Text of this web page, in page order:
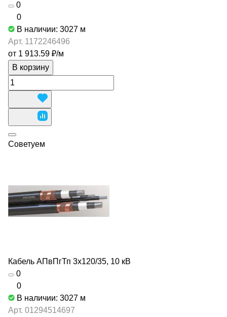
0
0
В наличии: 3027 м
Арт. 1172246496
от 1 913.59 ₽/м
В корзину
Советуем
Кабель АПвПгТп 3х120/35, 10 кВ
0
0
В наличии: 3027 м
Арт. 01294514697